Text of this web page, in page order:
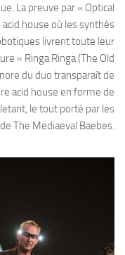
La preuve par « Optical
house où les synthés
livrent toute leur
« Ringa Ringa (The Old
du duo transparaît de
acid house en forme de
le tout porté par les
The Mediaeval Baebes.